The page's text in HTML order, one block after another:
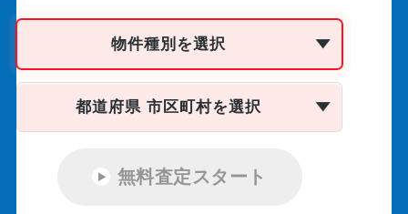
物件種別を選択
都道府県 市区町村を選択
無料査定スタート